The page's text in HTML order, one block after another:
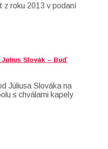
z roku 2013 v podaní
Július Slovák – Buď
Júliusa Slováka na
s chválami kapely